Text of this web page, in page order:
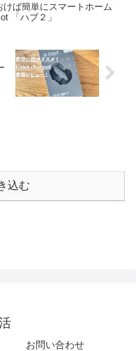
けば簡単にスマートホーム
「ハブ２」
込む
お問い合わせ